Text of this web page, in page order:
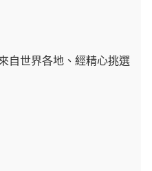
自世界各地、經精心挑選